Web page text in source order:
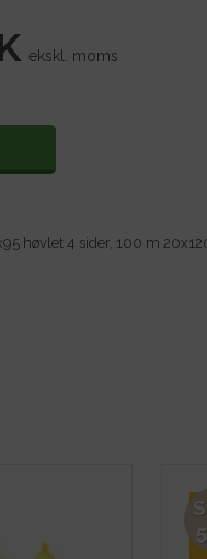
ekskl. moms
høvlet 4 sider, 100 m